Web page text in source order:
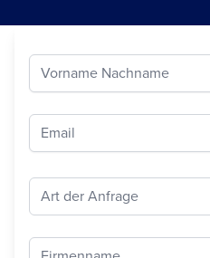
Vorname Nachname
Email
Art der Kontaktanfrage
Firmenname